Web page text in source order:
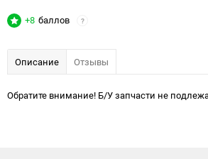
+8 баллов ?
Описание Отзывы
Обратите внимание! Б/У запчасти не